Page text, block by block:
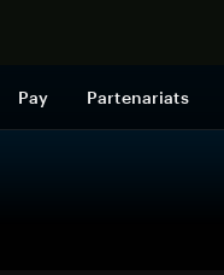
Pay Partenariats